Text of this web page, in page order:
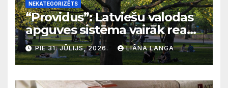
NEKATEGORIZĒTS
“Providus”: Latviešu valodas
apguves sistēma vairāk reaģē
uz krīzēm nekā ilgtermiņa
migrācijas tendencēm
PIE 31. JŪLIJS, 2026. LIĀNA LANGA